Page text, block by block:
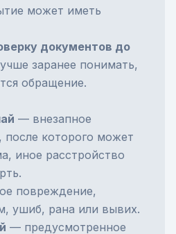
может иметь
документов до
заранее понимать,
обращение.
— внезапное
которого может
иное расстройство
повреждение,
ушиб, рана или вывих.
— предусмотренное